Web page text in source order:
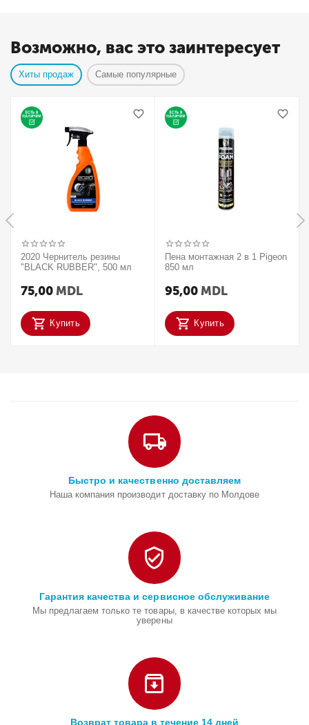
Возможно, вас это заинтересует
Хиты продаж Самые популярные
2020 Чернитель резины
"BLACK RUBBER", 500 мл
75,00 MDL
Купить
Пена монтажная 2 в 1 Pigeon
850 мл
95,00 MDL
Купить
Быстро и качественно доставляем
Наша компания производит доставку по Молдове
Гарантия качества и сервисное обслуживание
Мы предлагаем только те товары, в качестве которых мы
уверены
Возврат товара в течение 14 дней